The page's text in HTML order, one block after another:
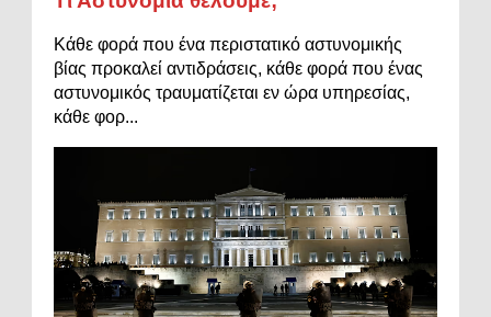
Κάθε φορά που ένα περιστατικό αστυνομικής
βίας προκαλεί αντιδράσεις, κάθε φορά που ένας
αστυνομικός τραυματίζεται εν ώρα υπηρεσίας,
κάθε φορ...